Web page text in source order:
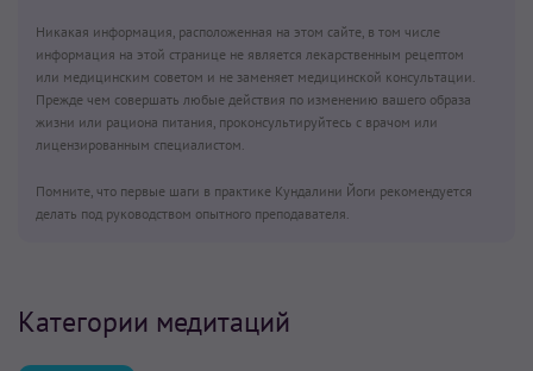
Никакая информация, расположенная на этом сайте, в том числе
информация на этой странице не является лекарственным рецептом
или медицинским советом и не заменяет медицинской консультации.
Прежде чем совершать любые действия по изменению вашего образа
жизни или рациона питания, проконсультируйтесь с врачом или
лицензированным специалистом.
Помните, что первые шаги в практике Кундалини Йоги рекомендуется
делать под руководством опытного преподавателя.
Категории медитаций